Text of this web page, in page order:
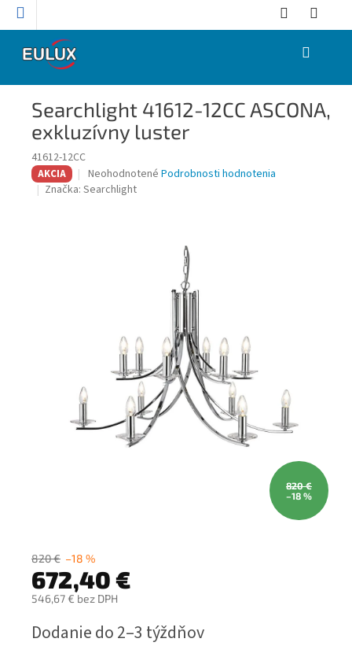
Prejsť
NÁKUPNÝ
Searchlight 41612-12CC ASCONA,
exkluzívny luster
41612-12CC
AKCIA
Priemerné
hodnotenie
Neohodnotené Podrobnosti hodnotenia
Značka: Searchlight
820 €
–18 %
820 € –18 %
672,40 €
546,67 € bez DPH
cena:
Dodanie do 2–3 týždňov